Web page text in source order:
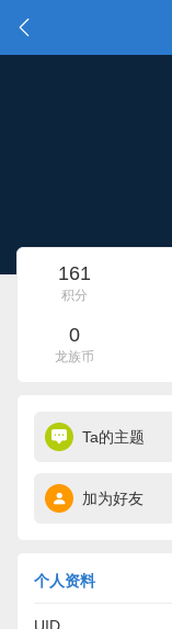
161
积分
0
龙族币
Ta的主题
加为好友
个人资料